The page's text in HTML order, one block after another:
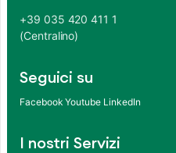
+39 035 420 411 1
(Centralino)
Seguici su
Facebook Youtube LinkedIn
I nostri Servizi